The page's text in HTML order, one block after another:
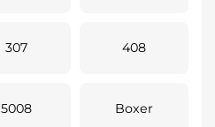
307 408
5008 Boxer